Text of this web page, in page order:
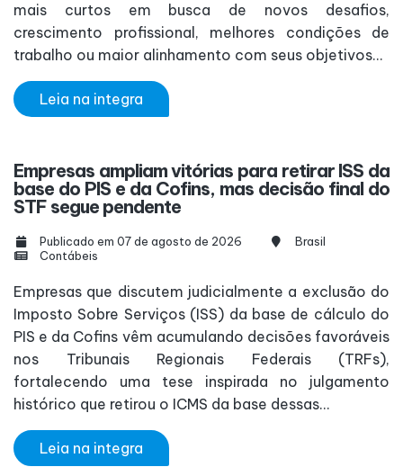
mais curtos em busca de novos desafios,
crescimento profissional, melhores condições de
trabalho ou maior alinhamento com seus objetivos...
Leia na integra
Empresas ampliam vitórias para retirar ISS da
base do PIS e da Cofins, mas decisão final do
STF segue pendente
Publicado em 07 de agosto de 2026
Brasil
Contábeis
Empresas que discutem judicialmente a exclusão do
Imposto Sobre Serviços (ISS) da base de cálculo do
PIS e da Cofins vêm acumulando decisões favoráveis
nos Tribunais Regionais Federais (TRFs),
fortalecendo uma tese inspirada no julgamento
histórico que retirou o ICMS da base dessas...
Leia na integra